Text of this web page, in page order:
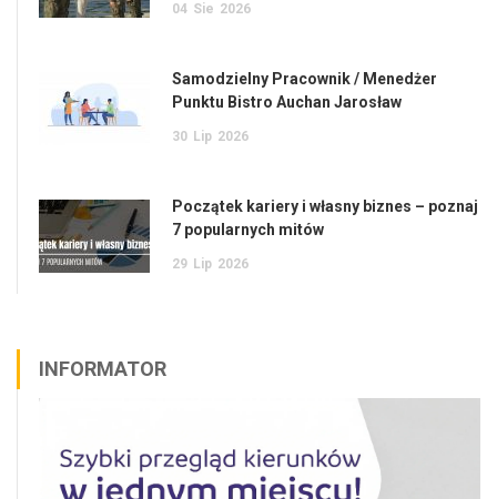
04 Sie 2026
Samodzielny Pracownik / Menedżer
Punktu Bistro Auchan Jarosław
30 Lip 2026
Początek kariery i własny biznes – poznaj
7 popularnych mitów
29 Lip 2026
INFORMATOR